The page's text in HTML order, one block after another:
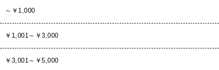
～￥1,000
￥1,001～￥3,000
￥3,001～￥5,000